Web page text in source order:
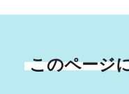
このページ